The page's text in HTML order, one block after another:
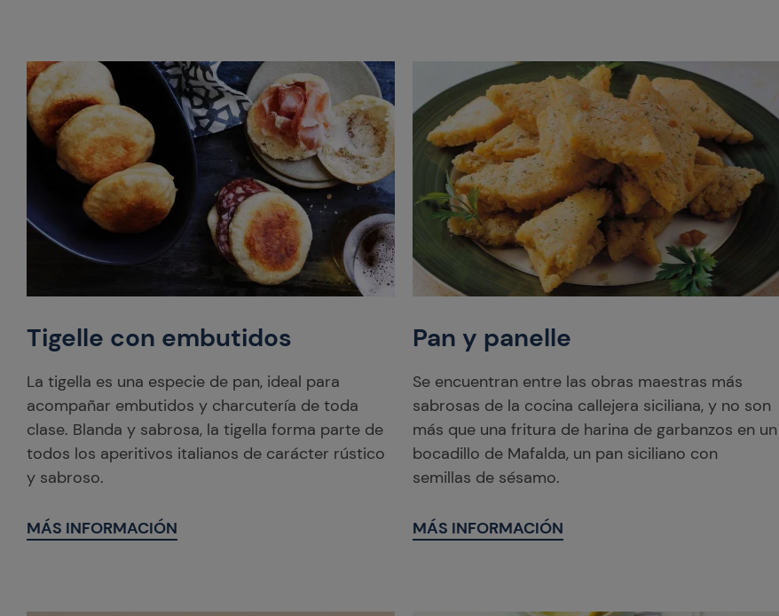
Tigelle con embutidos
La tigella es una especie de pan, ideal para
acompañar embutidos y charcutería de toda
clase. Blanda y sabrosa, la tigella forma parte de
todos los aperitivos italianos de carácter rústico
y sabroso.
MÁS INFORMACIÓN
Pan y panelle
Se encuentran entre las obras maestras más
sabrosas de la cocina callejera siciliana, y no son
más que una fritura de harina de garbanzos en un
bocadillo de Mafalda, un pan siciliano con
semillas de sésamo.
MÁS INFORMACIÓN